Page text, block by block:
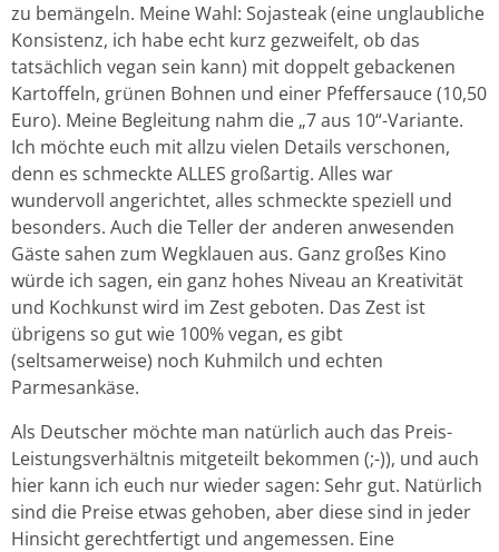
zu bemängeln. Meine Wahl: Sojasteak (eine unglaubliche
Konsistenz, ich habe echt kurz gezweifelt, ob das
tatsächlich vegan sein kann) mit doppelt gebackenen
Kartoffeln, grünen Bohnen und einer Pfeffersauce (10,50
Euro). Meine Begleitung nahm die „7 aus 10“-Variante.
Ich möchte euch mit allzu vielen Details verschonen,
denn es schmeckte ALLES großartig. Alles war
wundervoll angerichtet, alles schmeckte speziell und
besonders. Auch die Teller der anderen anwesenden
Gäste sahen zum Wegklauen aus. Ganz großes Kino
würde ich sagen, ein ganz hohes Niveau an Kreativität
und Kochkunst wird im Zest geboten. Das Zest ist
übrigens so gut wie 100% vegan, es gibt
(seltsamerweise) noch Kuhmilch und echten
Parmesankäse.
Als Deutscher möchte man natürlich auch das Preis-
Leistungsverhältnis mitgeteilt bekommen (;-)), und auch
hier kann ich euch nur wieder sagen: Sehr gut. Natürlich
sind die Preise etwas gehoben, aber diese sind in jeder
Hinsicht gerechtfertigt und angemessen. Eine